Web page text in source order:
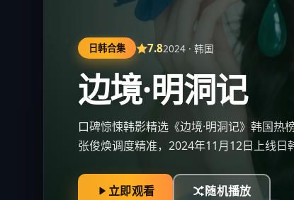
韩剧热播 8.32024 ·韩国
济州之迷局
免费观看《济州之迷局》全集：2024年大
慧乔、木村拓哉，2024年6月11日更新，
立即观看 随机播放